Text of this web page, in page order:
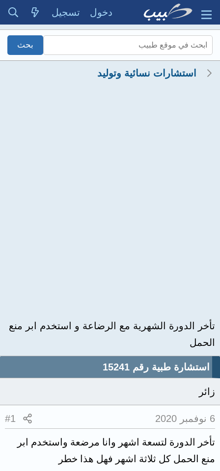
دخول تسجيل
استشارات نسائية وتوليد
تأخر الدورة الشهرية مع الرضاعة و استخدم ابر منع
الحمل
استشارة طبية رقم 15241
زائر
6 نوفمبر 2020 #1
تأخر الدورة لتسعة اشهر وانا مرضعة واستخدم ابر
منع الحمل كل ثلاثة اشهر فهل هذا خطر